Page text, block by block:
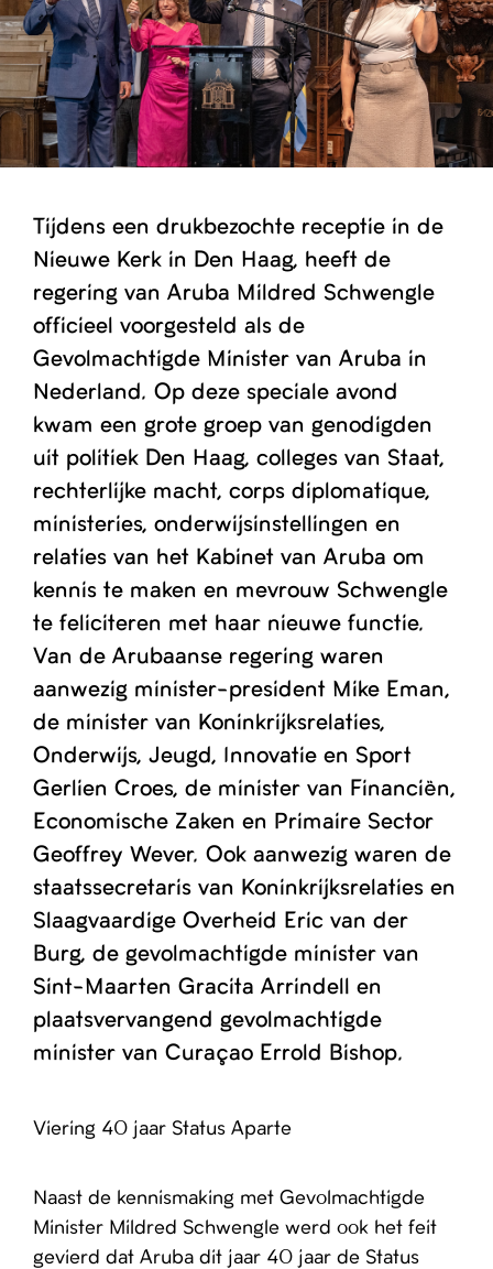
Tijdens een drukbezochte receptie in de
Nieuwe Kerk in Den Haag, heeft de
regering van Aruba Mildred Schwengle
officieel voorgesteld als de
Gevolmachtigde Minister van Aruba in
Nederland. Op deze speciale avond
kwam een grote groep van genodigden
uit politiek Den Haag, colleges van Staat,
rechterlijke macht, corps diplomatique,
ministeries, onderwijsinstellingen en
relaties van het Kabinet van Aruba om
kennis te maken en mevrouw Schwengle
te feliciteren met haar nieuwe functie.
Van de Arubaanse regering waren
aanwezig minister-president Mike Eman,
de minister van Koninkrijksrelaties,
Onderwijs, Jeugd, Innovatie en Sport
Gerlien Croes, de minister van Financiën,
Economische Zaken en Primaire Sector
Geoffrey Wever. Ook aanwezig waren de
staatssecretaris van Koninkrijksrelaties en
Slaagvaardige Overheid Eric van der
Burg, de gevolmachtigde minister van
Sint-Maarten Gracita Arrindell en
plaatsvervangend gevolmachtigde
minister van Curaçao Errold Bishop.
Viering 40 jaar Status Aparte
Naast de kennismaking met Gevolmachtigde
Minister Mildred Schwengle werd ook het feit
gevierd dat Aruba dit jaar 40 jaar de Status